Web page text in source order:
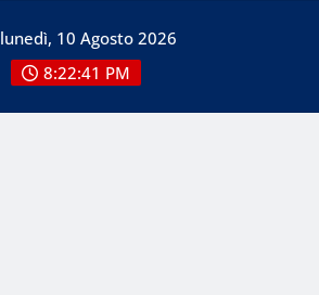
lunedì, 10 Agosto 2026
8:22:41 PM